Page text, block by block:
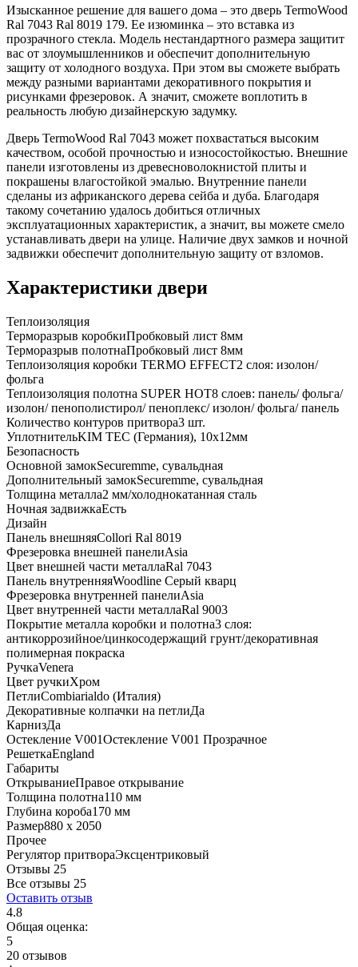
Изысканное решение для вашего дома – это дверь TermoWood
Ral 7043 Ral 8019 179. Ее изюминка – это вставка из
прозрачного стекла. Модель нестандартного размера защитит
вас от злоумышленников и обеспечит дополнительную
защиту от холодного воздуха. При этом вы сможете выбрать
между разными вариантами декоративного покрытия и
рисунками фрезеровок. А значит, сможете воплотить в
реальность любую дизайнерскую задумку.
Дверь TermoWood Ral 7043 может похвастаться высоким
качеством, особой прочностью и износостойкостью. Внешние
панели изготовлены из древесноволокнистой плиты и
покрашены влагостойкой эмалью. Внутренние панели
сделаны из африканского дерева сейба и дуба. Благодаря
такому сочетанию удалось добиться отличных
эксплуатационных характеристик, а значит, вы можете смело
устанавливать двери на улице. Наличие двух замков и ночной
задвижки обеспечит дополнительную защиту от взломов.
Характеристики двери
Теплоизоляция
Терморазрыв коробкиПробковый лист 8мм
Терморазрыв полотнаПробковый лист 8мм
Теплоизоляция коробки TERMO EFFECT2 слоя: изолон/
фольга
Теплоизоляция полотна SUPER НОТ8 слоев: панель/ фольга/
изолон/ пенополистирол/ пеноплекс/ изолон/ фольга/ панель
Количество контуров притвора3 шт.
УплотнительKIM ТЕС (Германия), 10x12мм
Безопасность
Основной замокSecuremme, сувальдная
Дополнительный замокSecuremme, сувальдная
Толщина металла2 мм/холоднокатанная сталь
Ночная задвижкаЕсть
Дизайн
Панель внешняяCollori Ral 8019
Фрезеровка внешней панелиAsia
Цвет внешней части металлаRal 7043
Панель внутренняяWoodline Серый кварц
Фрезеровка внутренней панелиAsia
Цвет внутренней части металлаRal 9003
Покрытие металла коробки и полотна3 слоя:
антикоррозийное/цинкосодержащий грунт/декоративная
полимерная покраска
РучкаVenera
Цвет ручкиХром
ПетлиCombiarialdo (Италия)
Декоративные колпачки на петлиДа
КарнизДа
Остекление V001Остекление V001 Прозрачное
РешеткаEngland
Габариты
ОткрываниеПравое открывание
Толщина полотна110 мм
Глубина короба170 мм
Размер880 x 2050
Прочее
Регулятор притвораЭксцентриковый
Отзывы 25
Все отзывы 25
Оставить отзыв
4.8
Общая оценка:
5
20 отзывов